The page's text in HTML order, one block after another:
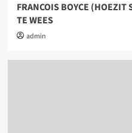
FRANCOIS BOYCE (HOEZIT
TE WEES
admin